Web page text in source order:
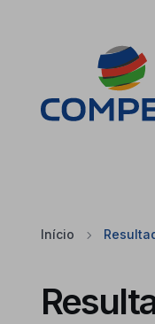
Início